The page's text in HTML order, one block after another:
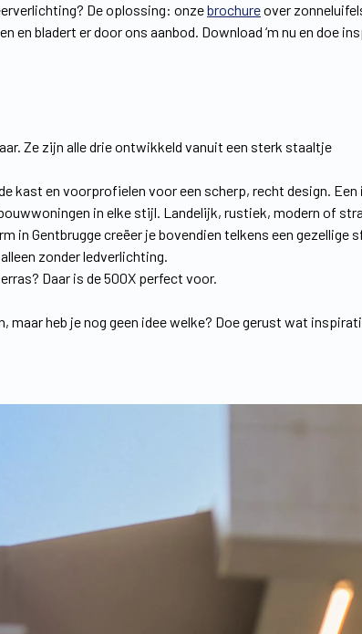
De oplossing: onzebrochureover
en bladert er door ons aanbod. Download ‘m nu en doe
Ze zijn alle drie ontwikkeld vanuit een sterk staaltje
kast en voorprofielen voor een scherp, recht design. Een
in elke stijl. Landelijk, rustiek, modern of
in Gentbrugge creëer je bovendien telkens een gezellige
zonder ledverlichting.
Daar is de 500X perfect voor.
maar heb je nog geen idee welke? Doe gerust wat